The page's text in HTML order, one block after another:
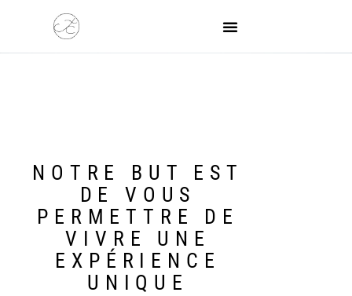
NOTRE BUT EST
DE VOUS
PERMETTRE DE
VIVRE UNE
EXPÉRIENCE
UNIQUE